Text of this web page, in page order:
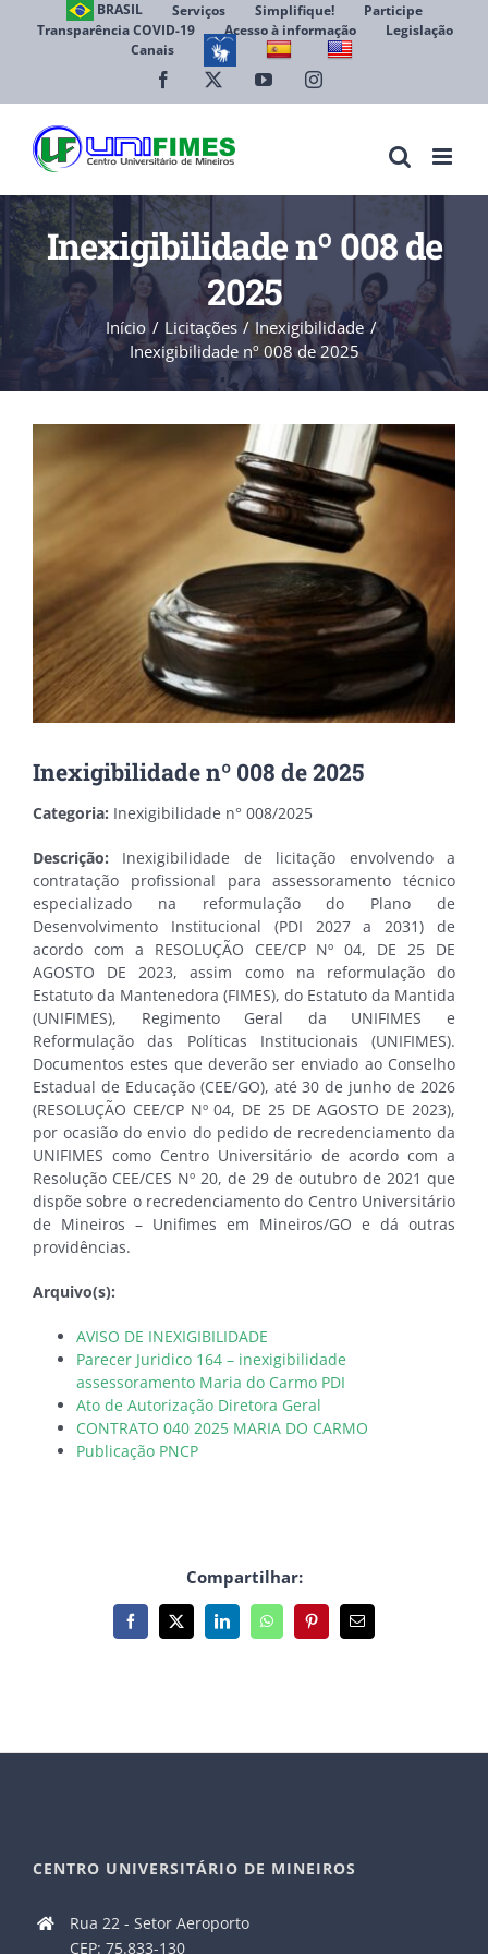
BRASIL Serviços Simplifique!
Participe
Transparência COVID-19
Acesso à informação
Legislação
Canais
Facebook YouTubeInstagram
Inexigibilidade nº 008 de
2025
Início Licitações
Inexigibilidade
Inexigibilidade nº 008 de 2025
Larger
Image
Inexigibilidade nº 008 de 2025
Categoria: Inexigibilidade n° 008/2025
Descrição: Inexigibilidade de licitação envolvendo a
contratação profissional para assessoramento técnico
especializado na reformulação do Plano de
Desenvolvimento Institucional (PDI 2027 a 2031) de
acordo com a RESOLUÇÃO CEE/CP Nº 04, DE 25 DE
AGOSTO DE 2023, assim como na reformulação do
Estatuto da Mantenedora (FIMES), do Estatuto da Mantida
(UNIFIMES), Regimento Geral da UNIFIMES e
Reformulação das Políticas Institucionais (UNIFIMES).
Documentos estes que deverão ser enviado ao Conselho
Estadual de Educação (CEE/GO), até 30 de junho de 2026
(RESOLUÇÃO CEE/CP Nº 04, DE 25 DE AGOSTO DE 2023),
por ocasião do envio do pedido de recredenciamento da
UNIFIMES como Centro Universitário de acordo com a
Resolução CEE/CES Nº 20, de 29 de outubro de 2021 que
dispõe sobre o recredenciamento do Centro Universitário
de Mineiros – Unifimes em Mineiros/GO e dá outras
providências.
Arquivo(s):
AVISO DE INEXIGIBILIDADE
Parecer Juridico 164 – inexigibilidade
assessoramento Maria do Carmo PDI
Ato de Autorização Diretora Geral
CONTRATO 040 2025 MARIA DO CARMO
Publicação PNCP
Compartilhar:
Facebook
X LinkedInWhatsAppPinterest
E-
mail
CENTRO UNIVERSITÁRIO DE MINEIROS
Rua 22 - Setor Aeroporto
CEP: 75.833-130